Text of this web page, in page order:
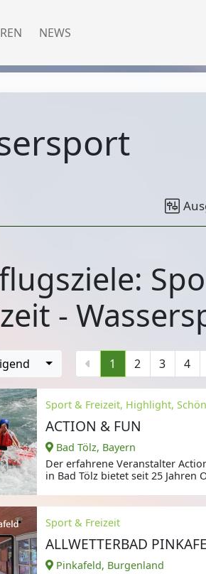
NEWS
-
1 2 3 4
Sport & Freizeit, Highlight,
ACTION & FUN
Bad Tölz, Bayern
Der erfahrene Veranstalter
in Bad Tölz bietet seit 25 Jahren
Sport & Freizeit
ALLWETTERBAD
Pinkafeld, Burgenland